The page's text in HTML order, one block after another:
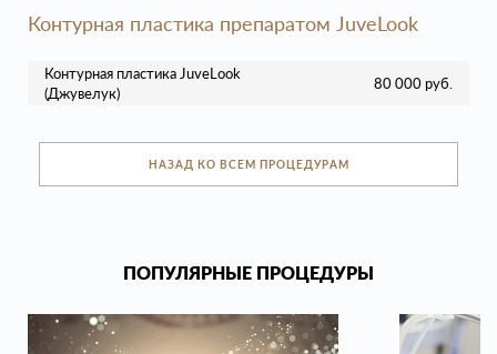
Контурная пластика препаратом JuveLook
Контурная пластика JuveLook
(Джувелук)
80 000 руб.
НАЗАД КО ВСЕМ ПРОЦЕДУРАМ
ПОПУЛЯРНЫЕ ПРОЦЕДУРЫ